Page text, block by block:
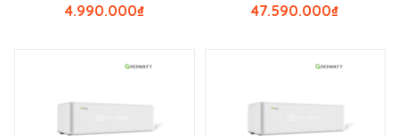
₫
4.990.000 ₫
47.590.000